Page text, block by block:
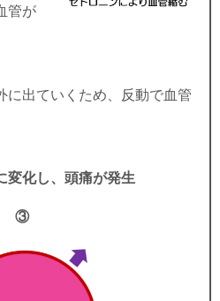
管が
に出ていくため、反動で血管
変化し、頭痛が発生
③